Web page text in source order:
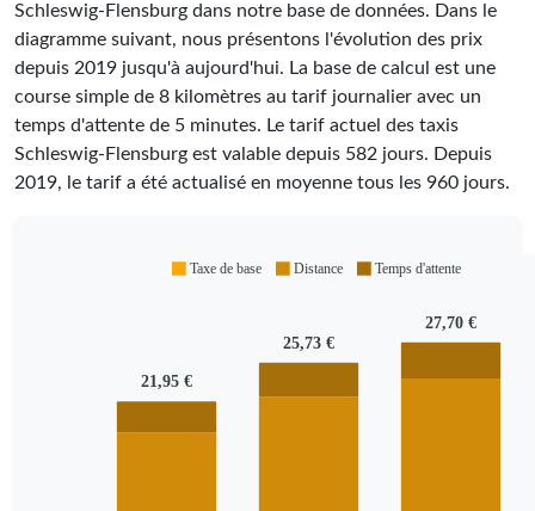
Schleswig-Flensburg dans notre base de données. Dans le
diagramme suivant, nous présentons l'évolution des prix
depuis 2019 jusqu'à aujourd'hui. La base de calcul est une
course simple de 8 kilomètres au tarif journalier avec un
temps d'attente de 5 minutes. Le tarif actuel des taxis
Schleswig-Flensburg est valable depuis 582 jours. Depuis
2019, le tarif a été actualisé en moyenne tous les 960 jours.
21,95 €
25,73 €
27,70 €
Taxe de base Distance Temps d'attente